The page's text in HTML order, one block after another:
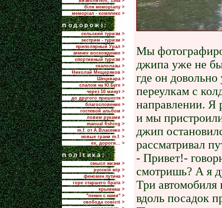
біля меморіалу >
меморіал - комплекс >
nодорожі:
сельский туризм >
экстрим - туризм >
приполярный Урал >
зимнее восхождение >
спортивный туризм >
скалолазы >
Николай Мещеряков >
Шецквара >
слалом на Ю.Буге >
через 10 минут >
до другого пришестя >
благословение >
гостевой альбом >
ловим руками >
manual fishing >
m.f. от А.Власенко >
новые грани m.f. >
ех, дороги... >
nолітика:
смысл жизни >
русскій мір >
феномен путина >
горе старшего брата >
крымнаш >
"ленин с нами" >
свобода совісті >
Мы
джипа уже не
где он
переулкам с
направлении. Я
и мы
джип
рассматривал
- Привет!-
смотришь? А я
Три автомобиля
вдоль посадок